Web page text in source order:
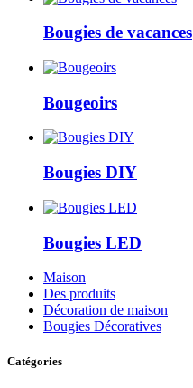
Bougies de vacances
Bougeoirs
Bougies DIY
Bougies LED
Maison
Des produits
Décoration de maison
Bougies Décoratives
Catégories